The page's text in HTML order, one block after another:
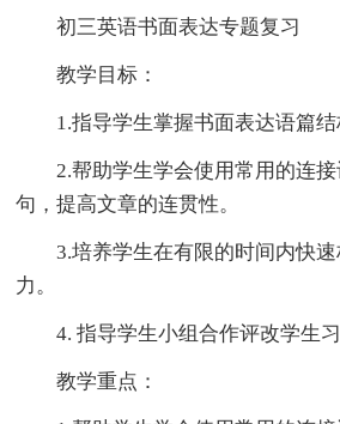
初三英语书面表达专题复习
教学目标：
1.指导学生掌握书面表达语篇结
2.帮助学生学会使用常用的连
句，提高文章的连贯性。
3.培养学生在有限的时间内快
力。
4. 指导学生小组合作评改学生习
教学重点：